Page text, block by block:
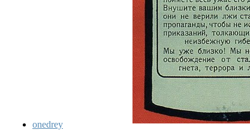
onedrey